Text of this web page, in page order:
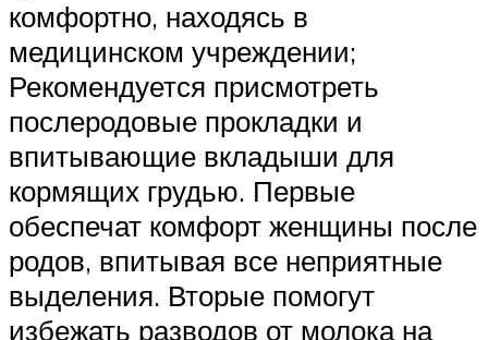
комфортно, находясь в
медицинском учреждении;
Рекомендуется присмотреть
послеродовые прокладки и
впитывающие вкладыши для
кормящих грудью. Первые
обеспечат комфорт женщины после
родов, впитывая все неприятные
выделения. Вторые помогут
избежать разводов от молока на